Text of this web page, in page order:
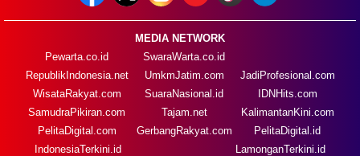
MEDIA NETWORK
Pewarta.co.id
RepublikIndonesia.net
WisataRakyat.com
SamudraPikiran.com
PelitaDigital.com
SwaraWarta.co.id
UmkmJatim.com
SuaraNasional.id
Tajam.net
GerbangRakyat.com
JadiProfesional.com
IDNHits.com
KalimantanKini.com
PelitaDigital.id
IndonesiaTerkini.id
LamonganTerkini.id